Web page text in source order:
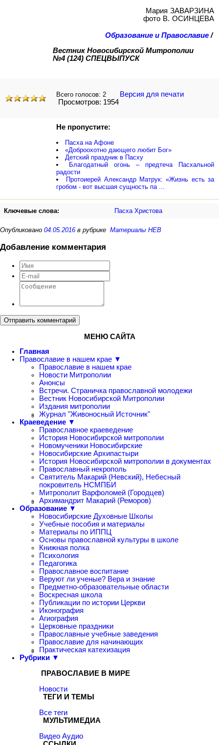
Мария ЗАВАРЗИНА
фото В. ОСИНЦЕВА
Образование и Православие /
Вестник Новосибирской Митрополии
№4 (124) СПЕЦВЫПУСК
Всего голосов: 2
Версия для печати
Просмотров: 1954
Не пропустите:
Пасха на Афоне
«Доброохотно дающего любит Бог»
Детский праздник в Пасху
Благодатный огонь – предтеча Пасхальной
радости
Протоиерей Александр Матрук: «Жизнь есть за
гробом - вот высшая сущность па ...
Ключевые слова: Пасха Христова
Опубликовано 04.05.2016 в рубрике Материалы НЕВ
Добавление комментария
Отправить комментарий
МЕНЮ САЙТА
Главная
Православие в нашем крае ▼
Православие в нашем крае
Новости Митрополии
Анонсы
Встречи. Страничка православной молодежи
Вестник Новосибирской Митрополии
Издания митрополии
Журнал "Живоносный Источник"
Краеведение ▼
Православное краеведение
История Новосибирской митрополии
Новомученики Новосибирские
Новосибирские Архипастыри
История Новосибирской митрополии в документах
Православный некрополь
Святитель Макарий (Невский), Небесный
покровитель НСМПБИ
Митрополит Варфоломей (Городцев)
Архимандрит Макарий (Реморов)
Образование ▼
Новосибирские Духовные Школы
Учебные пособия и материалы
Материалы по ИППЦ
Основы православной культуры в школе
Книжная полка
Психология
Педагогика
Православное воспитание
Веруют ли ученые? Вера и знание
Предметно-образовательные области
Воскресная школа
Публикации по истории Церкви
Иконография
Агиография
Церковные праздники
Православные учебные заведения
Православие для начинающих
Практическая катехизация
Рубрики ▼
ПРАВОСЛАВИЕ В МИРЕ
Новости
ТЕГИ И ТЕМЫ
Все теги
МУЛЬТИМЕДИА
Видео Аудио